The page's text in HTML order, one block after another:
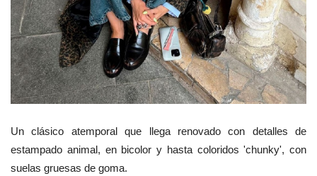
Un clásico atemporal que llega renovado con detalles de
estampado animal, en bicolor y hasta coloridos 'chunky', con
suelas gruesas de goma.